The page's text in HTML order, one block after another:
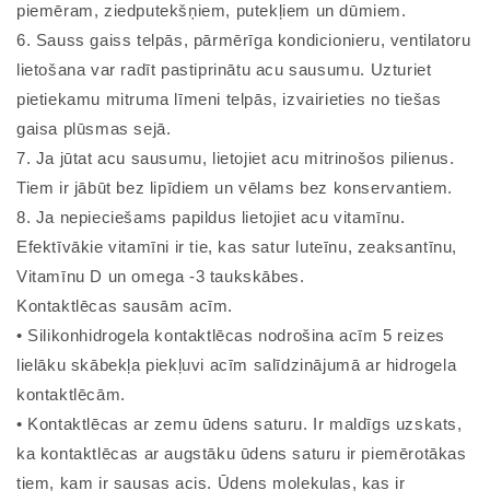
piemēram, ziedputekšņiem, putekļiem un dūmiem.
6. Sauss gaiss telpās, pārmērīga kondicionieru, ventilatoru
lietošana var radīt pastiprinātu acu sausumu. Uzturiet
pietiekamu mitruma līmeni telpās, izvairieties no tiešas
gaisa plūsmas sejā.
7. Ja jūtat acu sausumu, lietojiet acu mitrinošos pilienus.
Tiem ir jābūt bez lipīdiem un vēlams bez konservantiem.
8. Ja nepieciešams papildus lietojiet acu vitamīnu.
Efektīvākie vitamīni ir tie, kas satur luteīnu, zeaksantīnu,
Vitamīnu D un omega -3 taukskābes.
Kontaktlēcas sausām acīm.
• Silikonhidrogela kontaktlēcas nodrošina acīm 5 reizes
lielāku skābekļa piekļuvi acīm salīdzinājumā ar hidrogela
kontaktlēcām.
• Kontaktlēcas ar zemu ūdens saturu. Ir maldīgs uzskats,
ka kontaktlēcas ar augstāku ūdens saturu ir piemērotākas
tiem, kam ir sausas acis. Ūdens molekulas, kas ir